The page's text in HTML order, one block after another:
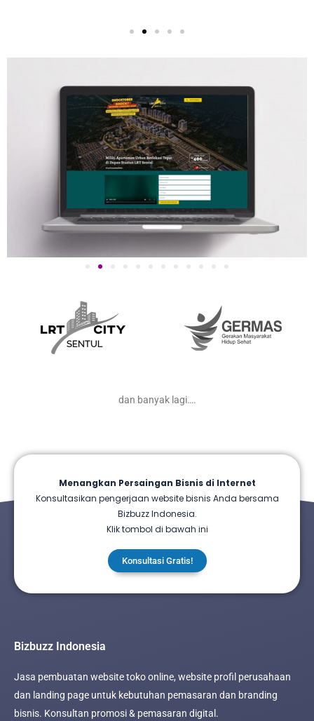
dan banyak lagi….
Menangkan Persaingan Bisnis di Internet
Konsultasikan pengerjaan website bisnis Anda bersama
Bizbuzz Indonesia.
Klik tombol di bawah ini
Konsultasi Gratis!
Bizbuzz Indonesia
Jasa pembuatan website toko online, website profil perusahaan
dan landing page untuk kebutuhan pemasaran dan branding
bisnis. Konsultan promosi & pemasaran digital.